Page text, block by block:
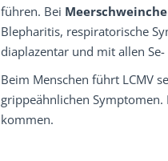
führen. Bei
Blepharitis, respiratorische
diaplazentar und mit allen
Beim Menschen führt LCMV
grippeähnlichen Symptomen.
kommen.